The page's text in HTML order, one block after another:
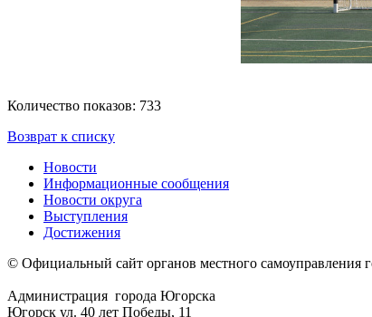
Количество показов: 733
Возврат к списку
Новости
Информационные сообщения
Новости округа
Выступления
Достижения
© Официальный сайт органов местного самоуправления
Администрация города Югорска
Югорск ул. 40 лет Победы, 11